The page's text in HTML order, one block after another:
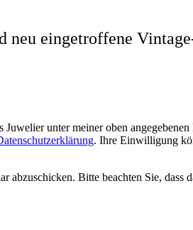
neu eingetroffene
Juwelier unter meiner oben
. Ihre Einwilligung
abzuschicken. Bitte beachten Sie, dass